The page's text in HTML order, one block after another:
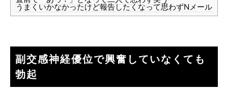
うまくいかなかったけど報告したくなって思わずNメール
副交感神経優位で興奮していなくても
勃起